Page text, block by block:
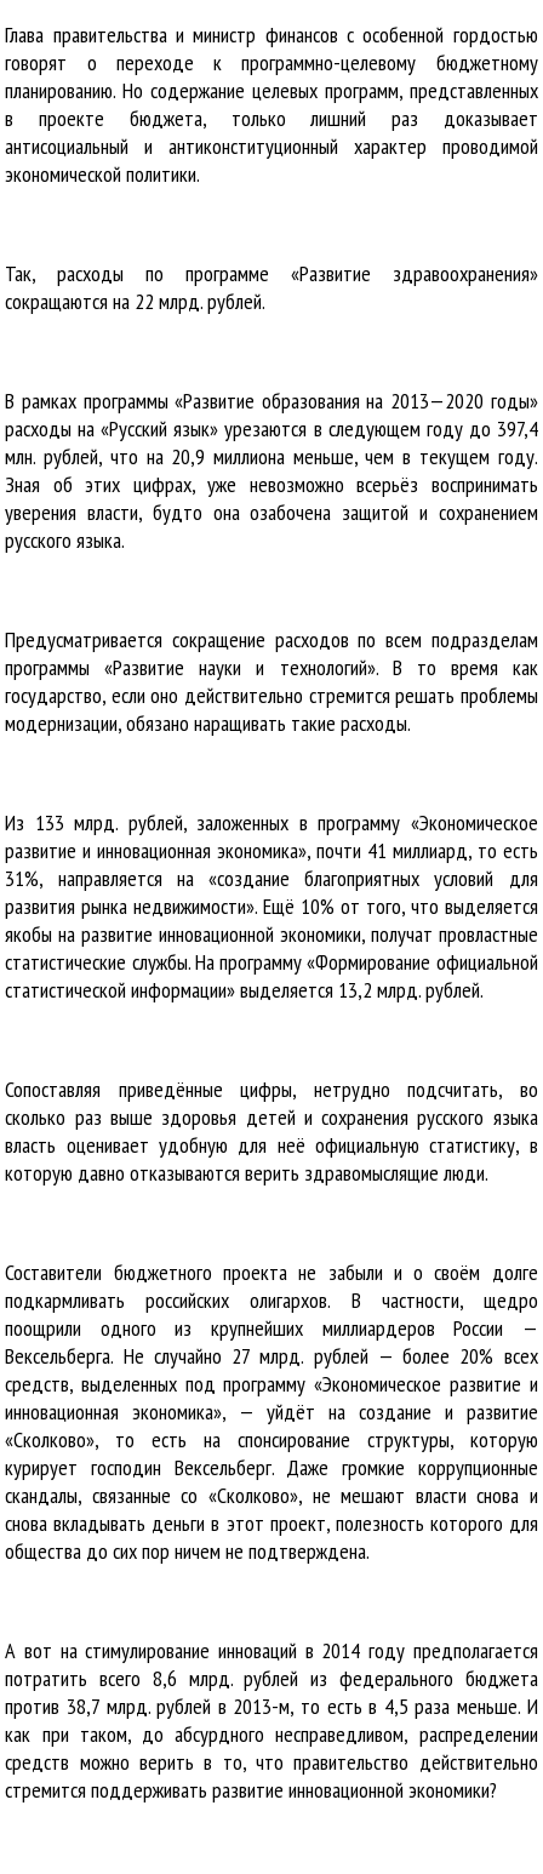
Глава правительства и министр финансов с особенной гордостью
говорят о переходе к программно-целевому бюджетному
планированию. Но содержание целевых программ, представленных
в проекте бюджета, только лишний раз доказывает
антисоциальный и антиконституционный характер проводимой
экономической политики.
Так, расходы по программе «Развитие здравоохранения»
сокращаются на 22 млрд. рублей.
В рамках программы «Развитие образования на 2013—2020 годы»
расходы на «Русский язык» урезаются в следующем году до 397,4
млн. рублей, что на 20,9 миллиона меньше, чем в текущем году.
Зная об этих цифрах, уже невозможно всерьёз воспринимать
уверения власти, будто она озабочена защитой и сохранением
русского языка.
Предусматривается сокращение расходов по всем подразделам
программы «Развитие науки и технологий». В то время как
государство, если оно действительно стремится решать проблемы
модернизации, обязано наращивать такие расходы.
Из 133 млрд. рублей, заложенных в программу «Экономическое
развитие и инновационная экономика», почти 41 миллиард, то есть
31%, направляется на «создание благоприятных условий для
развития рынка недвижимости». Ещё 10% от того, что выделяется
якобы на развитие инновационной экономики, получат провластные
статистические службы. На программу «Формирование официальной
статистической информации» выделяется 13,2 млрд. рублей.
Сопоставляя приведённые цифры, нетрудно подсчитать, во
сколько раз выше здоровья детей и сохранения русского языка
власть оценивает удобную для неё официальную статистику, в
которую давно отказываются верить здравомыслящие люди.
Составители бюджетного проекта не забыли и о своём долге
подкармливать российских олигархов. В частности, щедро
поощрили одного из крупнейших миллиардеров России —
Вексельберга. Не случайно 27 млрд. рублей — более 20% всех
средств, выделенных под программу «Экономическое развитие и
инновационная экономика», — уйдёт на создание и развитие
«Сколково», то есть на спонсирование структуры, которую
курирует господин Вексельберг. Даже громкие коррупционные
скандалы, связанные со «Сколково», не мешают власти снова и
снова вкладывать деньги в этот проект, полезность которого для
общества до сих пор ничем не подтверждена.
А вот на стимулирование инноваций в 2014 году предполагается
потратить всего 8,6 млрд. рублей из федерального бюджета
против 38,7 млрд. рублей в 2013-м, то есть в 4,5 раза меньше. И
как при таком, до абсурдного несправедливом, распределении
средств можно верить в то, что правительство действительно
стремится поддерживать развитие инновационной экономики?